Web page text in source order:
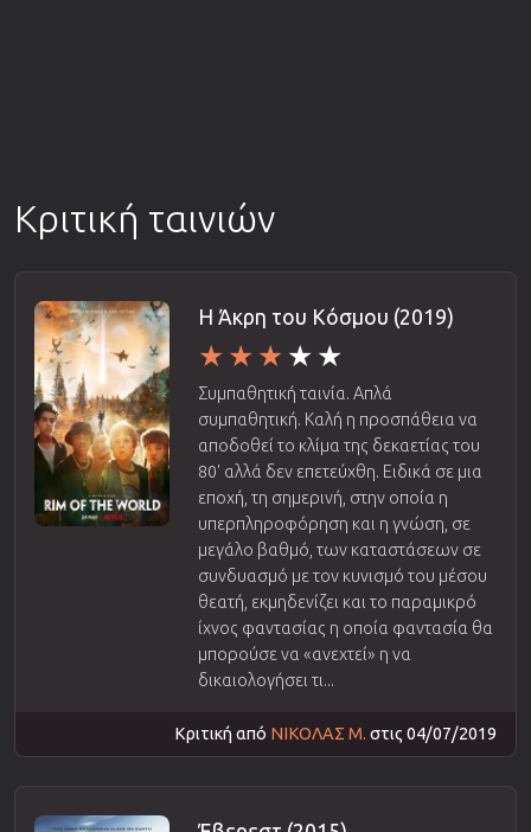
Κριτική ταινιών
Η Άκρη του Κόσμου (2019)
Συμπαθητική ταινία. Απλά
συμπαθητική. Καλή η προσπάθεια να
αποδοθεί το κλίμα της δεκαετίας του
80' αλλά δεν επετεύχθη. Ειδικά σε μια
εποχή, τη σημερινή, στην οποία η
υπερπληροφόρηση και η γνώση, σε
μεγάλο βαθμό, των καταστάσεων σε
συνδυασμό με τον κυνισμό του μέσου
θεατή, εκμηδενίζει και το παραμικρό
ίχνος φαντασίας η οποία φαντασία θα
μπορούσε να «ανεχτεί» η να
δικαιολογήσει τι...
Κριτική από ΝΙΚΟΛΑΣ Μ. στις 04/07/2019